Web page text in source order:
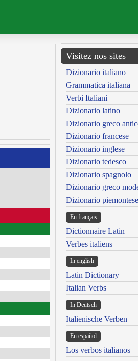
Visitez nos sites
Dizionario italiano
Grammatica italiana
Verbi Italiani
Dizionario latino
Dizionario greco
Dizionario francese
Dizionario inglese
Dizionario tedesco
Dizionario spagnolo
Dizionario greco
Dizionario piemontese
En français
Dictionnaire Latin
Verbes italiens
In english
Latin Dictionary
Italian Verbs
In Deutsch
Italienische Verben
En español
Los verbos italianos